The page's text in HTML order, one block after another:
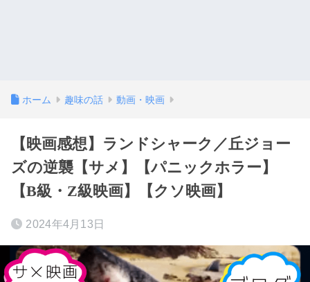
ホーム 趣味の話 動画・映画
【映画感想】ランドシャーク／丘ジョー
ズの逆襲【サメ】【パニックホラー】
【B級・Z級映画】【クソ映画】
2024年4月13日